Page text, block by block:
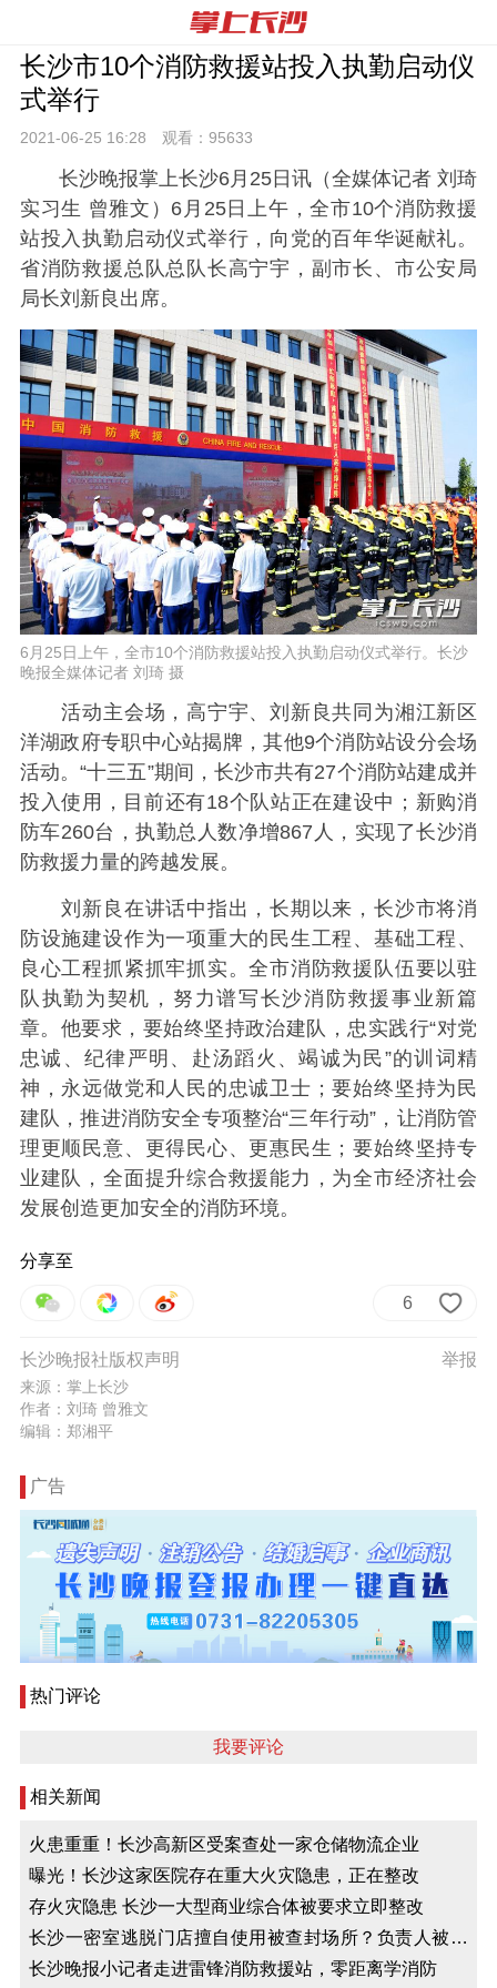
长沙市10个消防救援站投入执勤启动仪
式举行
2021-06-25 16:28 观看： 95633
长沙晚报掌上长沙6月25日讯（全媒体记者 刘琦
实习生 曾雅文）6月25日上午，全市10个消防救援
站投入执勤启动仪式举行，向党的百年华诞献礼。
省消防救援总队总队长高宁宇，副市长、市公安局
局长刘新良出席。
6月25日上午，全市10个消防救援站投入执勤启动仪式举行。长沙
晚报全媒体记者 刘琦 摄
活动主会场，高宁宇、刘新良共同为湘江新区
洋湖政府专职中心站揭牌，其他9个消防站设分会场
活动。“十三五”期间，长沙市共有27个消防站建成并
投入使用，目前还有18个队站正在建设中；新购消
防车260台，执勤总人数净增867人，实现了长沙消
防救援力量的跨越发展。
刘新良在讲话中指出，长期以来，长沙市将消
防设施建设作为一项重大的民生工程、基础工程、
良心工程抓紧抓牢抓实。全市消防救援队伍要以驻
队执勤为契机，努力谱写长沙消防救援事业新篇
章。他要求，要始终坚持政治建队，忠实践行“对党
忠诚、纪律严明、赴汤蹈火、竭诚为民”的训词精
神，永远做党和人民的忠诚卫士；要始终坚持为民
建队，推进消防安全专项整治“三年行动”，让消防管
理更顺民意、更得民心、更惠民生；要始终坚持专
业建队，全面提升综合救援能力，为全市经济社会
发展创造更加安全的消防环境。
分享至
6
举报
长沙晚报社版权声明
来源：掌上长沙
作者：刘琦 曾雅文
编辑：郑湘平
广告
热门评论
我要评论
相关新闻
火患重重！长沙高新区受案查处一家仓储物流企业
曝光！长沙这家医院存在重大火灾隐患，正在整改
存火灾隐患 长沙一大型商业综合体被要求立即整改
长沙一密室逃脱门店擅自使用被查封场所？负责人被拘
留
长沙晚报小记者走进雷锋消防救援站，零距离学消防